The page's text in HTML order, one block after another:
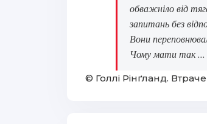
обважніло від
запитань без
Вони
Чому мати так ...